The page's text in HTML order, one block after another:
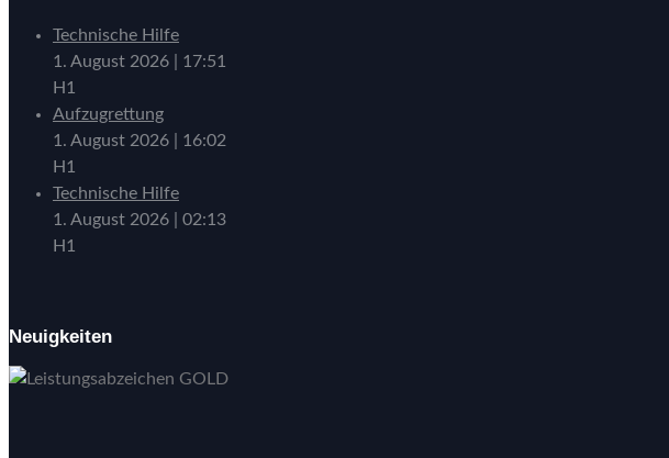
Technische Hilfe
1. August 2026
17:51
H1
Aufzugrettung
1. August 2026
16:02
H1
Technische Hilfe
1. August 2026
02:13
H1
Neuigkeiten